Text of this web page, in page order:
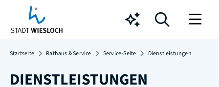
Chatbot
Startseite Rathaus & Service Service-Seite Dienstleistungen
DIENSTLEISTUNGEN